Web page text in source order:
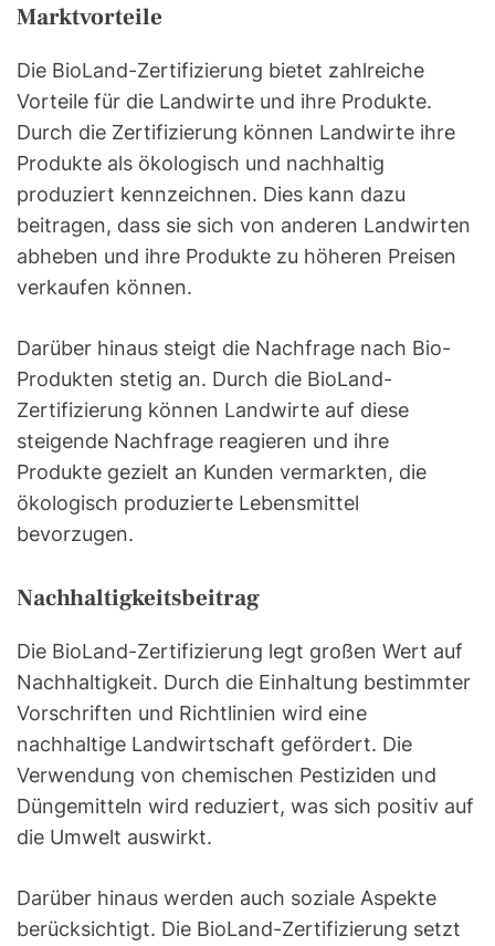
Marktvorteile
Die BioLand-Zertifizierung bietet zahlreiche
Vorteile für die Landwirte und ihre Produkte.
Durch die Zertifizierung können Landwirte ihre
Produkte als ökologisch und nachhaltig
produziert kennzeichnen. Dies kann dazu
beitragen, dass sie sich von anderen Landwirten
abheben und ihre Produkte zu höheren Preisen
verkaufen können.
Darüber hinaus steigt die Nachfrage nach Bio-
Produkten stetig an. Durch die BioLand-
Zertifizierung können Landwirte auf diese
steigende Nachfrage reagieren und ihre
Produkte gezielt an Kunden vermarkten, die
ökologisch produzierte Lebensmittel
bevorzugen.
Nachhaltigkeitsbeitrag
Die BioLand-Zertifizierung legt großen Wert auf
Nachhaltigkeit. Durch die Einhaltung bestimmter
Vorschriften und Richtlinien wird eine
nachhaltige Landwirtschaft gefördert. Die
Verwendung von chemischen Pestiziden und
Düngemitteln wird reduziert, was sich positiv auf
die Umwelt auswirkt.
Darüber hinaus werden auch soziale Aspekte
berücksichtigt. Die BioLand-Zertifizierung setzt